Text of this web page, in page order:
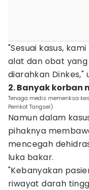
"Sesuai kasus,
alat dan obat
diarahkan Dinkes,"
2. Banyak korban
Tenaga medis memeriksa
Pemkot Tangsel)
Namun dalam
pihaknya
mencegah
luka bakar.
"Kebanyakan
riwayat darah